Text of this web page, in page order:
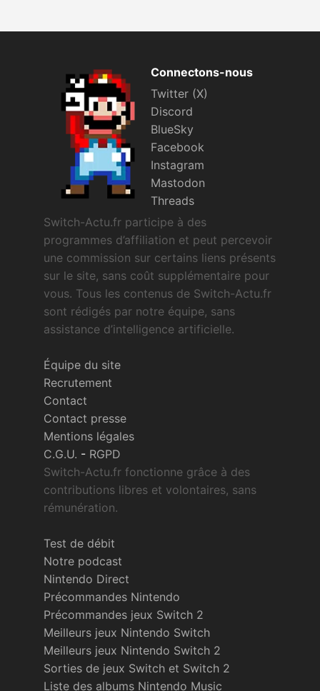
Connectons-nous
Twitter (X)
Discord
BlueSky
Facebook
Instagram
Mastodon
Threads
Switch-Actu.fr participe à des
programmes d’affiliation et peut percevoir
une commission sur certains liens présents
sur le site, sans coût supplémentaire pour
vous. Tous les contenus de Switch-Actu.fr
sont rédigés par notre équipe, sans
assistance d’intelligence artificielle.
Équipe du site
Recrutement
Contact
Contact presse
Mentions légales
C.G.U. - RGPD
Switch-Actu.fr fonctionne grâce à des
contributions libres et volontaires, sans
rémunération.
Test de débit
Notre podcast
Nintendo Direct
Précommandes Nintendo
Précommandes jeux Switch 2
Meilleurs jeux Nintendo Switch
Meilleurs jeux Nintendo Switch 2
Sorties de jeux Switch et Switch 2
Liste des albums Nintendo Music